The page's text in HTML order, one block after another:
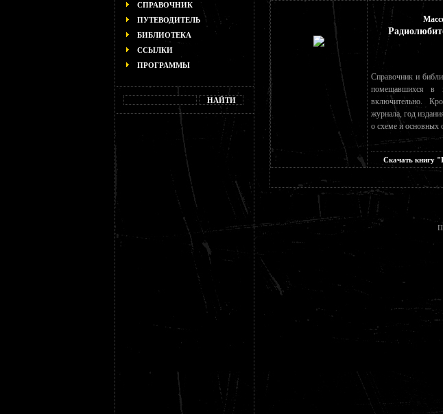
СПРАВОЧНИК
ПУТЕВОДИТЕЛЬ
БИБЛИОТЕКА
ССЫЛКИ
ПРОГРАММЫ
Справочник и
помещавшихся в
включительно.
журнала, год
о схеме и основных
Скачать книгу